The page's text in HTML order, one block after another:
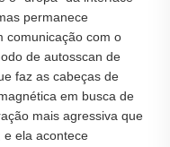
permanece
comunicação com o
de autosscan de
faz as cabeças de
em busca de
mais agressiva que
e ela acontece